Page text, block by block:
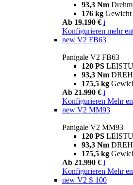
93,3 Nm
176 kg
Ab 19.190 € i
Konfigurieren mehr
new V2 FB63
Panigale V2 FB63
120 PS
93,3 Nm
175,5 kg
Ab 21.990 € i
Konfigurieren Mehr
new V2 MM93
Panigale V2 MM93
120 PS
93,3 Nm
175,5 kg
Ab 21.990 € i
Konfigurieren Mehr
new V2 S 100